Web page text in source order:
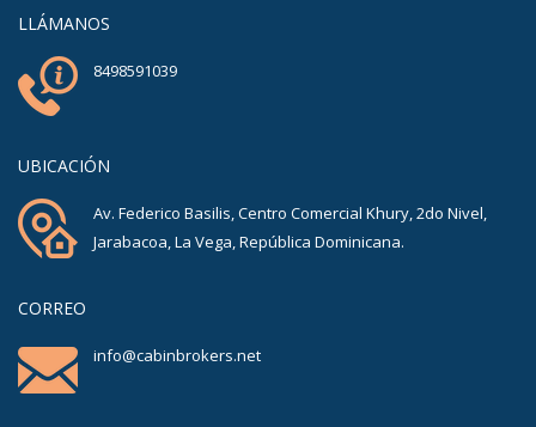
LLÁMANOS
8498591039
UBICACIÓN
Av. Federico Basilis, Centro Comercial Khury, 2do Nivel,
Jarabacoa, La Vega, República Dominicana.
CORREO
info@cabinbrokers.net